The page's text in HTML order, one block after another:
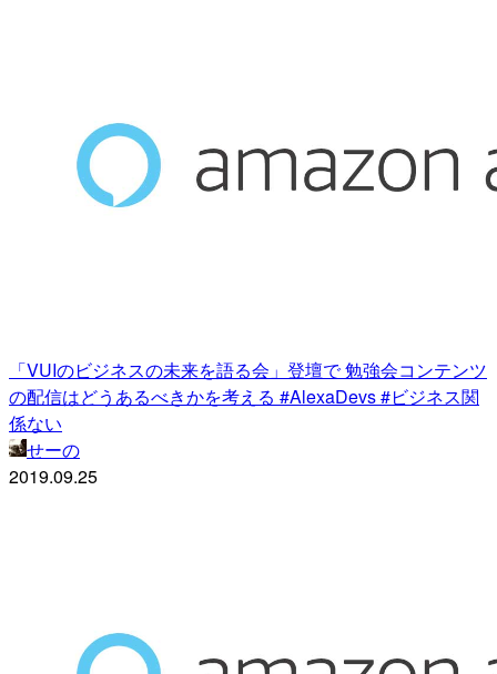
「VUIのビジネスの未来を語る会」登壇で 勉強会コンテンツ
の配信はどうあるべきかを考える #AlexaDevs #ビジネス関
係ない
せーの
2019.09.25